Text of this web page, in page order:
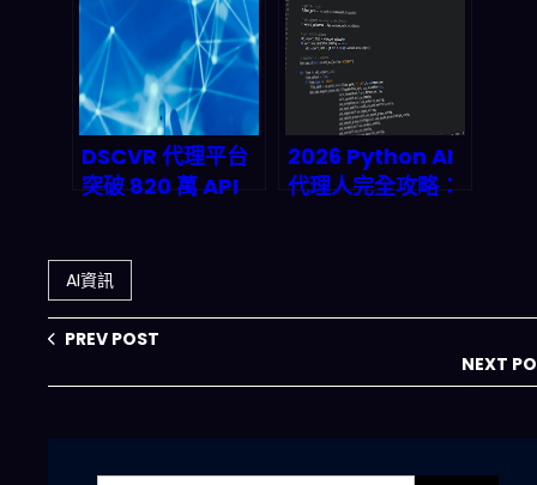
隊，代理式 AI 正
在改寫金融市場的
底層邏輯
規則
DSCVR 代理平台
突破 820 萬 API
塑 2026 AI 基礎設
施版圖
2026 Python AI
代理人完全攻略：
AI資訊
PREV POST
NEXT